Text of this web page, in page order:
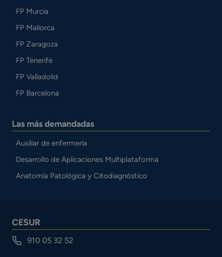
FP Murcia
FP Mallorca
FP Zaragoza
FP Tenerife
FP Valladolid
FP Barcelona
Las más demandadas
Auxiliar de enfermería
Desarrollo de Aplicaciones Multiplataforma
Anatomía Patológica y Citodiagnóstico
CESUR
910 05 32 52